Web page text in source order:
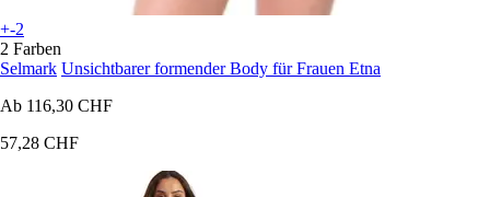
+-2
2 Farben
Selmark Unsichtbarer formender Body für Frauen Etna
Ab 116,30 CHF
57,28 CHF